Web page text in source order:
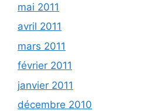
mai 2011
avril 2011
mars 2011
février 2011
janvier 2011
décembre 2010